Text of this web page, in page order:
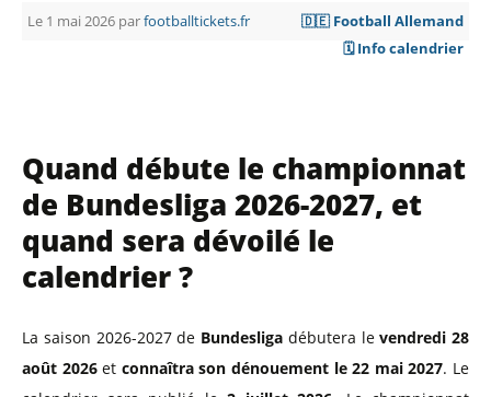
Le 1 mai 2026 parfootballtickets.fr
🇩🇪 Football Allemand
🗓️ Info calendrier
Quand débute le championnat
de Bundesliga 2026-2027, et
quand sera dévoilé le
calendrier ?
La saison 2026-2027 de Bundesliga débutera levendredi 28
août 2026et connaîtra son dénouement le 22 mai 2027. Le